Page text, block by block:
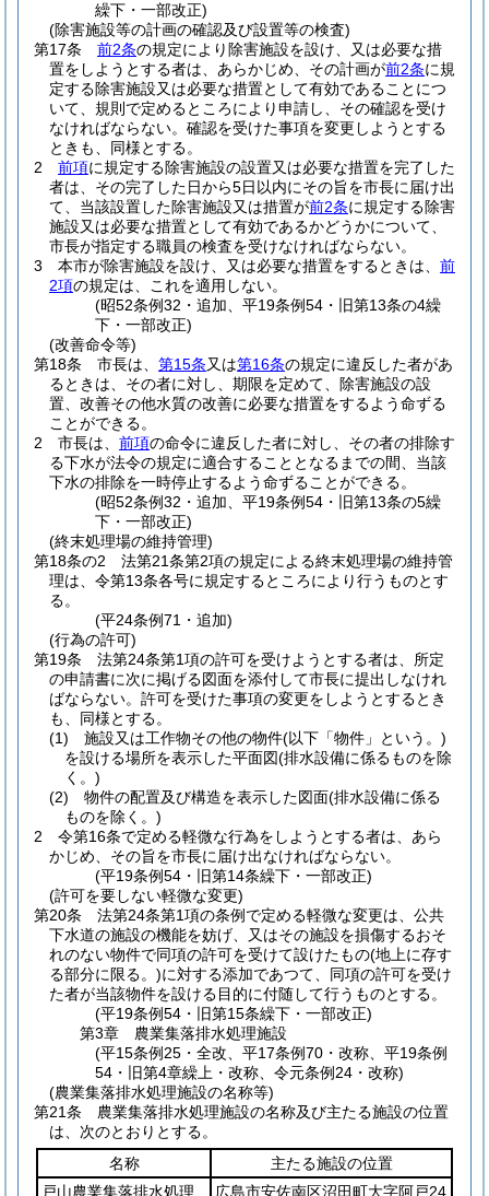
繰下・一部改正)
(除害施設等の計画の確認及び設置等の検査)
第17条
前2条の規定により除害施設を設け、又は必要な措
置をしようとする者は、あらかじめ、その計画が前2条に規
定する除害施設又は必要な措置として有効であることにつ
いて、規則で定めるところにより申請し、その確認を受け
なければならない。 確認を受けた事項を変更しようとする
ときも、同様とする。
2
前項に規定する除害施設の設置又は必要な措置を完了した
者は、その完了した日から5日以内にその旨を市長に届け出
て、当該設置した除害施設又は措置が前2条に規定する除害
施設又は必要な措置として有効であるかどうかについて、
市長が指定する職員の検査を受けなければならない。
3
本市が除害施設を設け、又は必要な措置をするときは、 前
2項の規定は、これを適用しない。
(昭52条例32・追加、平19条例54・旧第13条の4繰
下・一部改正)
(改善命令等)
第18条
市長は、 第15条又は第16条の規定に違反した者があ
るときは、その者に対し、期限を定めて、除害施設の設
置、改善その他水質の改善に必要な措置をするよう命ずる
ことができる。
2
市長は、 前項の命令に違反した者に対し、その者の排除す
る下水が法令の規定に適合することとなるまでの間、当該
下水の排除を一時停止するよう命ずることができる。
(昭52条例32・追加、平19条例54・旧第13条の5繰
下・一部改正)
(終末処理場の維持管理)
第18条の2
法第21条第2項の規定による終末処理場の維持管
理は、令第13条各号に規定するところにより行うものとす
る。
(平24条例71・追加)
(行為の許可)
第19条
法第24条第1項の許可を受けようとする者は、所定
の申請書に次に掲げる図面を添付して市長に提出しなけれ
ばならない。 許可を受けた事項の変更をしようとするとき
も、同様とする。
(1)
施設又は工作物その他の物件(以下「物件」という。)
を設ける場所を表示した平面図(排水設備に係るものを除
く。)
(2)
物件の配置及び構造を表示した図面(排水設備に係る
ものを除く。)
2
令第16条で定める軽微な行為をしようとする者は、あら
かじめ、その旨を市長に届け出なければならない。
(平19条例54・旧第14条繰下・一部改正)
(許可を要しない軽微な変更)
第20条
法第24条第1項の条例で定める軽微な変更は、公共
下水道の施設の機能を妨げ、又はその施設を損傷するおそ
れのない物件で同項の許可を受けて設けたもの(地上に存す
る部分に限る。)に対する添加であつて、同項の許可を受け
た者が当該物件を設ける目的に付随して行うものとする。
(平19条例54・旧第15条繰下・一部改正)
第3章
農業集落排水処理施設
(平15条例25・全改、平17条例70・改称、平19条例
54・旧第4章繰上・改称、令元条例24・改称)
(農業集落排水処理施設の名称等)
第21条
農業集落排水処理施設の名称及び主たる施設の位置
は、次のとおりとする。
名称
主たる施設の位置
戸山農業集落排水処理
広島市安佐南区沼田町大字阿戸24